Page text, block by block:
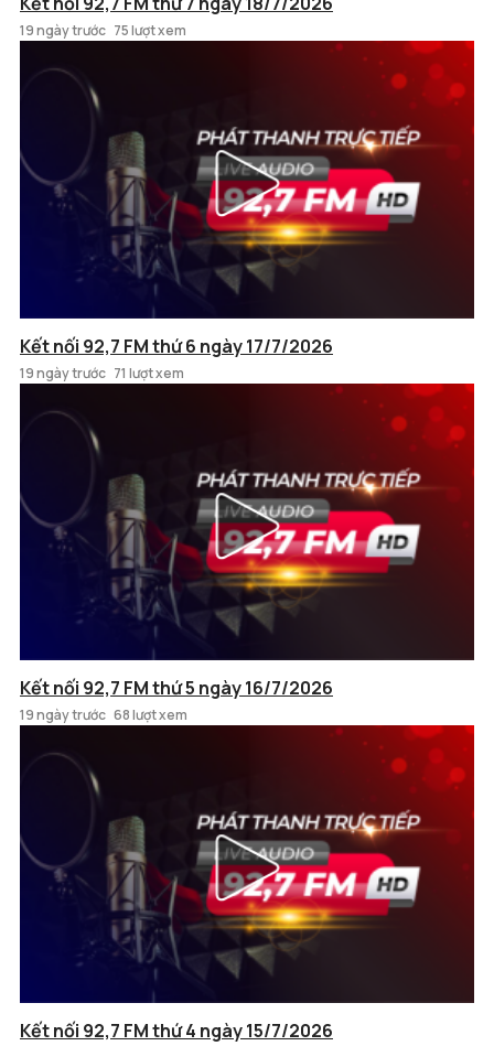
19 ngày trước 75 lượt xem
Kết nối 92,7 FM thứ 6 ngày 17/7/2026
19 ngày trước 71 lượt xem
Kết nối 92,7 FM thứ 5 ngày 16/7/2026
19 ngày trước 68 lượt xem
Kết nối 92,7 FM thứ 4 ngày 15/7/2026